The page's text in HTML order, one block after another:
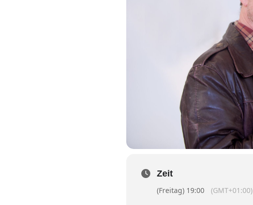
Zeit
(Freitag) 19:00 (GMT+01:00)